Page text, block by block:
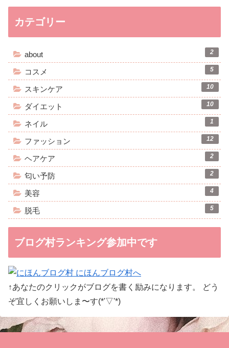
カテゴリー
about 2
コスメ 5
スキンケア 10
ダイエット 10
ネイル 1
ファッション 12
ヘアケア 2
匂い予防 2
美容 4
脱毛 5
ブログ村ランキング参加中です
↑あなたのクリックがブログを書く励みになります。 どう
ぞ宜しくお願いしま〜す(*'▽'*)